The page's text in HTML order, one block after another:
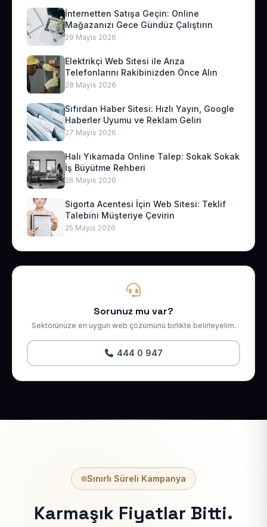
İnternetten Satışa Geçin: Online
Mağazanızı Gece Gündüz Çalıştırın
29 Mayıs 2026
Elektrikçi Web Sitesi ile Arıza
Telefonlarını Rakibinizden Önce Alın
28 Mayıs 2026
Sıfırdan Haber Sitesi: Hızlı Yayın, Google
Haberler Uyumu ve Reklam Geliri
27 Mayıs 2026
Halı Yıkamada Online Talep: Sokak Sokak
İş Büyütme Rehberi
26 Mayıs 2026
Sigorta Acentesi İçin Web Sitesi: Teklif
Talebini Müşteriye Çevirin
25 Mayıs 2026
Sorunuz mu var?
Sektörünüze en uygun web çözümünü birlikte belirleyelim.
444 0 947
Sınırlı Süreli Kampanya
Karmaşık Fiyatlar Bitti.